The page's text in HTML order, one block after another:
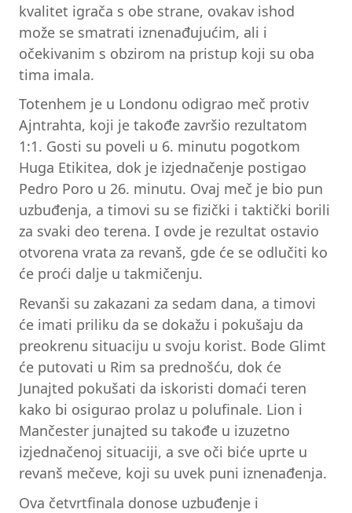
kvalitet igrača s obe strane, ovakav ishod
može se smatrati iznenađujućim, ali i
očekivanim s obzirom na pristup koji su oba
tima imala.
Totenhem je u Londonu odigrao meč protiv
Ajntrahta, koji je takođe završio rezultatom
1:1. Gosti su poveli u 6. minutu pogotkom
Huga Etikitea, dok je izjednačenje postigao
Pedro Poro u 26. minutu. Ovaj meč je bio pun
uzbuđenja, a timovi su se fizički i taktički borili
za svaki deo terena. I ovde je rezultat ostavio
otvorena vrata za revanš, gde će se odlučiti ko
će proći dalje u takmičenju.
Revanši su zakazani za sedam dana, a timovi
će imati priliku da se dokažu i pokušaju da
preokrenu situaciju u svoju korist. Bode Glimt
će putovati u Rim sa prednošću, dok će
Junajted pokušati da iskoristi domaći teren
kako bi osigurao prolaz u polufinale. Lion i
Mančester junajted su takođe u izuzetno
izjednačenoj situaciji, a sve oči biće uprte u
revanš mečeve, koji su uvek puni iznenađenja.
Ova četvrtfinala donose uzbuđenje i